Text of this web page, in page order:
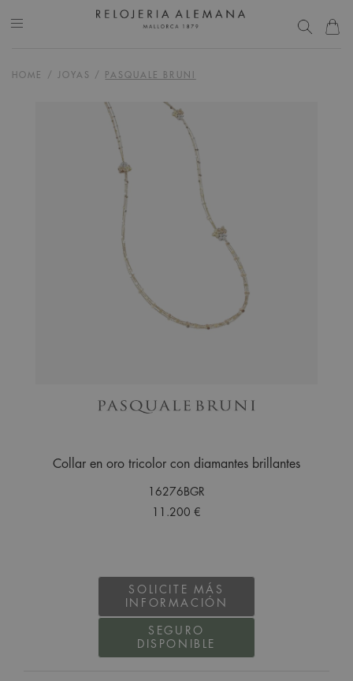
HOME / JOYAS / PASQUALE BRUNI
Collar en oro tricolor con diamantes brillantes
16276BGR
11.200 €
SOLICITE MÁS
INFORMACIÓN
SEGURO
DISPONIBLE